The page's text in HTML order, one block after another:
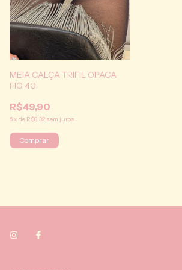
MEIA CALÇA TRIFIL OPACA
FIO 40
R$49,90
6 x de R$8,32 sem juros
Comprar